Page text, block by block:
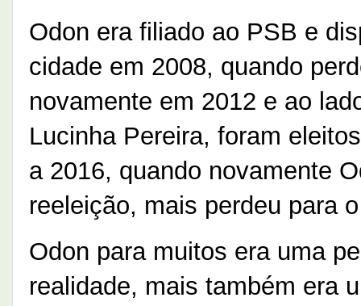
Odon era filiado ao PSB e
cidade em 2008, quando
novamente em 2012 e ao
Lucinha Pereira, foram
a 2016, quando novamente
reeleição, mais perdeu para
Odon para muitos era uma
realidade, mais também era